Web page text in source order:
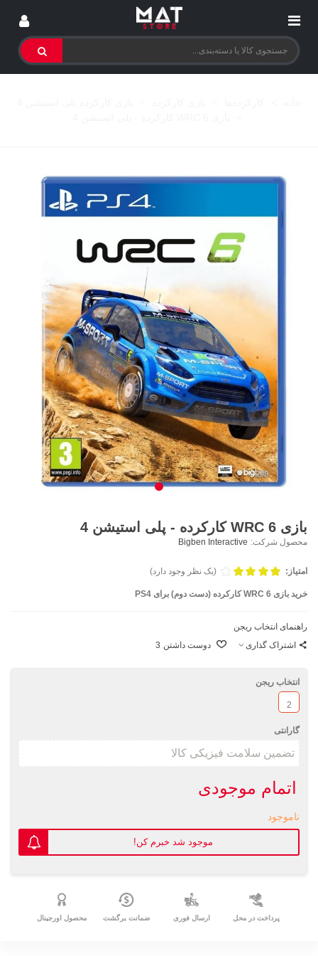
بازی WRC 6 کارکرده - پلی استیشن 4
محصول شرکت: Bigben Interactive
امتیاز: (یک نظر وجود دارد)
خرید بازی WRC 6 کارکرده (دست دوم) برای PS4
راهنمای انتخاب ریجن
اشتراک گذاری
دوست داشتن 3
انتخاب ریجن
2
گارانتی
اتمام موجودی
ناموجود
موجود شد خبرم کن!
پرداخت در محل ارسال فوری ضمانت برگشت محصول اورجینال